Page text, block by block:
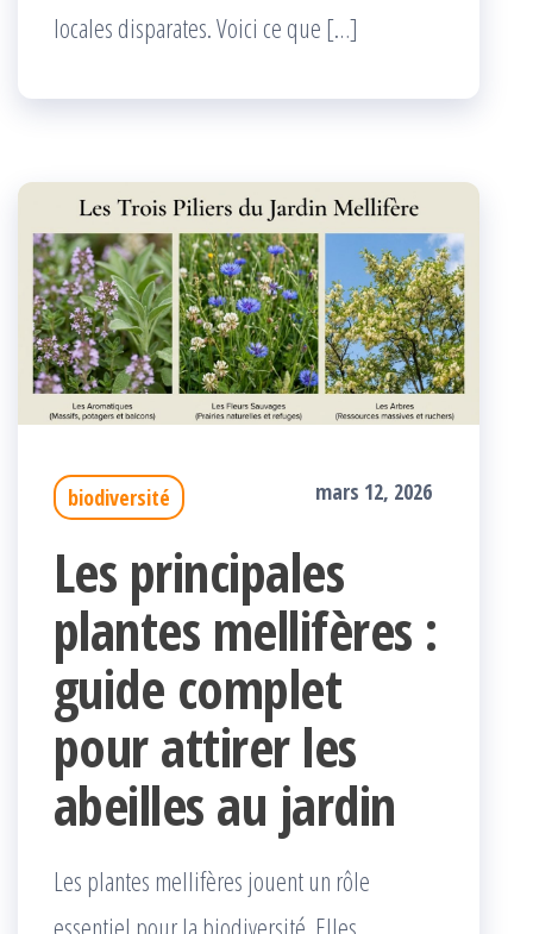
locales disparates. Voici ce que […]
biodiversité mars 12, 2026
Les principales
plantes mellifères :
guide complet
pour attirer les
abeilles au jardin
Les plantes mellifères jouent un rôle
essentiel pour la biodiversité. Elles